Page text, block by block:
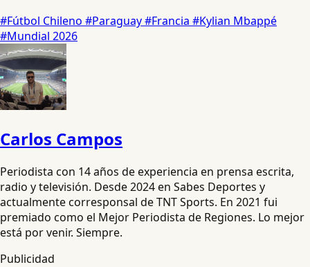
#Fútbol Chileno #Paraguay#Francia #Kylian Mbappé
#Mundial 2026
Carlos Campos
Periodista con 14 años de experiencia en prensa escrita,
radio y televisión. Desde 2024 en Sabes Deportes y
actualmente corresponsal de TNT Sports. En 2021 fui
premiado como el Mejor Periodista de Regiones. Lo mejor
está por venir. Siempre.
Publicidad